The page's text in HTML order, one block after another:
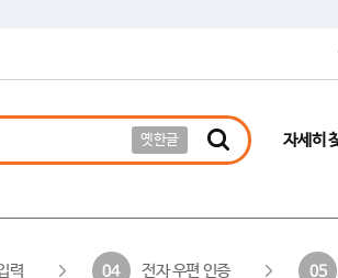
옛한글 자세히
력 04 전자 우편 인증 05